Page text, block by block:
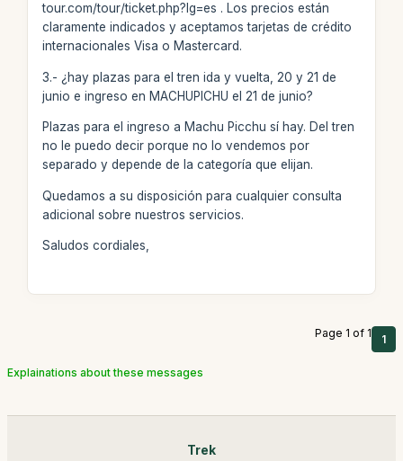
tour.com/tour/ticket.php?lg=es . Los precios están
claramente indicados y aceptamos tarjetas de crédito
internacionales Visa o Mastercard.
3.- ¿hay plazas para el tren ida y vuelta, 20 y 21 de
junio e ingreso en MACHUPICHU el 21 de junio?
Plazas para el ingreso a Machu Picchu sí hay. Del tren
no le puedo decir porque no lo vendemos por
separado y depende de la categoría que elijan.
Quedamos a su disposición para cualquier consulta
adicional sobre nuestros servicios.
Saludos cordiales,
Page 1 of 1 1
Explainations about these messages
Trek